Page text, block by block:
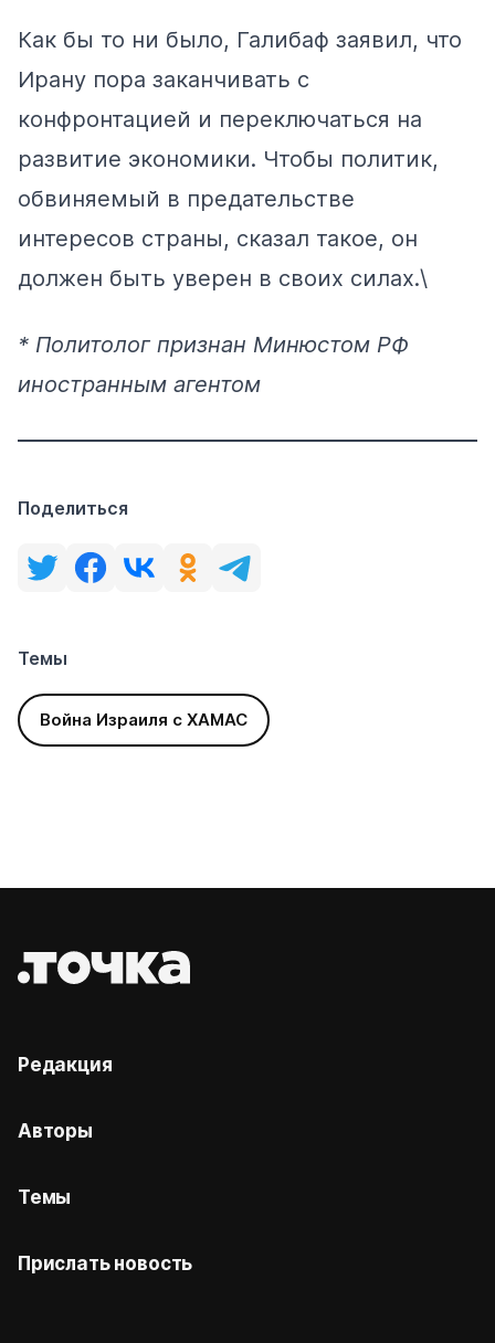
Как бы то ни было, Галибаф заявил, что
Ирану пора заканчивать с
конфронтацией и переключаться на
развитие экономики. Чтобы политик,
обвиняемый в предательстве
интересов страны, сказал такое, он
должен быть уверен в своих силах.\
* Политолог признан Минюстом РФ
иностранным агентом
Поделиться
Темы
Война Израиля с ХАМАС
Редакция
Авторы
Темы
Прислать новость